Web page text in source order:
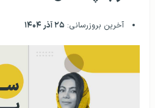
آخرین بروزرسانی: ۲۵ آذر ۱۴۰۴